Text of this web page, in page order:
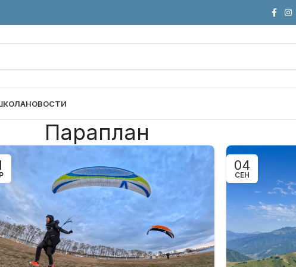
НОВОСТИ
Параплан
04
СЕН